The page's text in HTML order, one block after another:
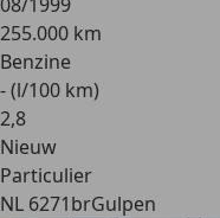
255.000 km
Benzine
- (l/100 km)
2,8
Nieuw
Particulier
NL 6271brGulpen